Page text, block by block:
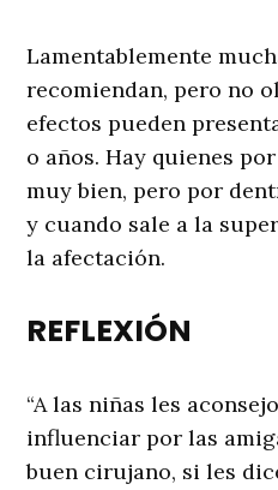
Lamentablemente
recomiendan, pero no
efectos pueden
o años. Hay quienes
muy bien, pero por
y cuando sale a la
la afectación.
REFLEXIÓN
“A las niñas les
influenciar por las
buen cirujano, si les